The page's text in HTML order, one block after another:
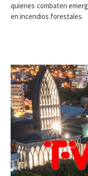
quienes combaten
en incendios forestales.